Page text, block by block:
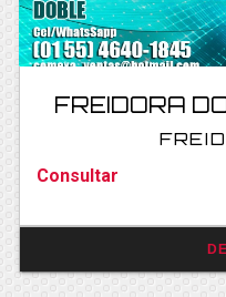
FREIDORA
Consultar